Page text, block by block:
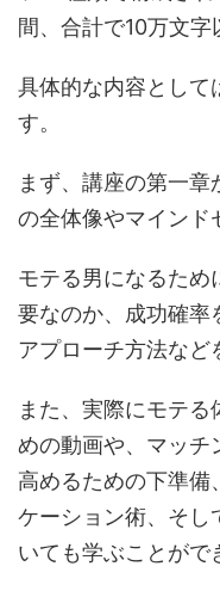
間、合計で10万文字
具体的な内容として
す。
まず、講座の第一
の全体像やマインド
モテる男になるため
要なのか、成功確率
アプローチ方法など
また、実際にモテ
めの動画や、マッチ
高めるための下準備
ケーション術、そし
いても学ぶことがで